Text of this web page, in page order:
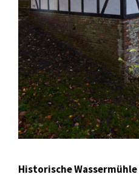
Historische Wassermühle